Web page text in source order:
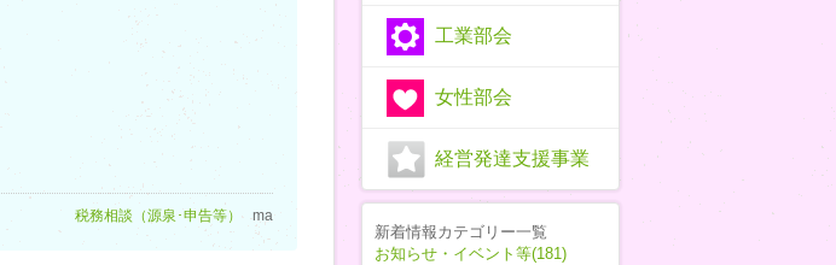
工業部会
女性部会
経営発達支援事業
新着情報カテゴリー一覧
お知らせ・イベント等(181)
税務相談（源泉･申告等） ma